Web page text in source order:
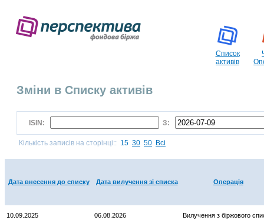
Список
активів
Зміни в Списку активів
ISIN: З:
Кількість записів на сторінці:: 15 30 50 Всі
Дата внесення до списку Дата вилучення зі списка Операція
10.09.2025 06.08.2026 Вилучення з біржового